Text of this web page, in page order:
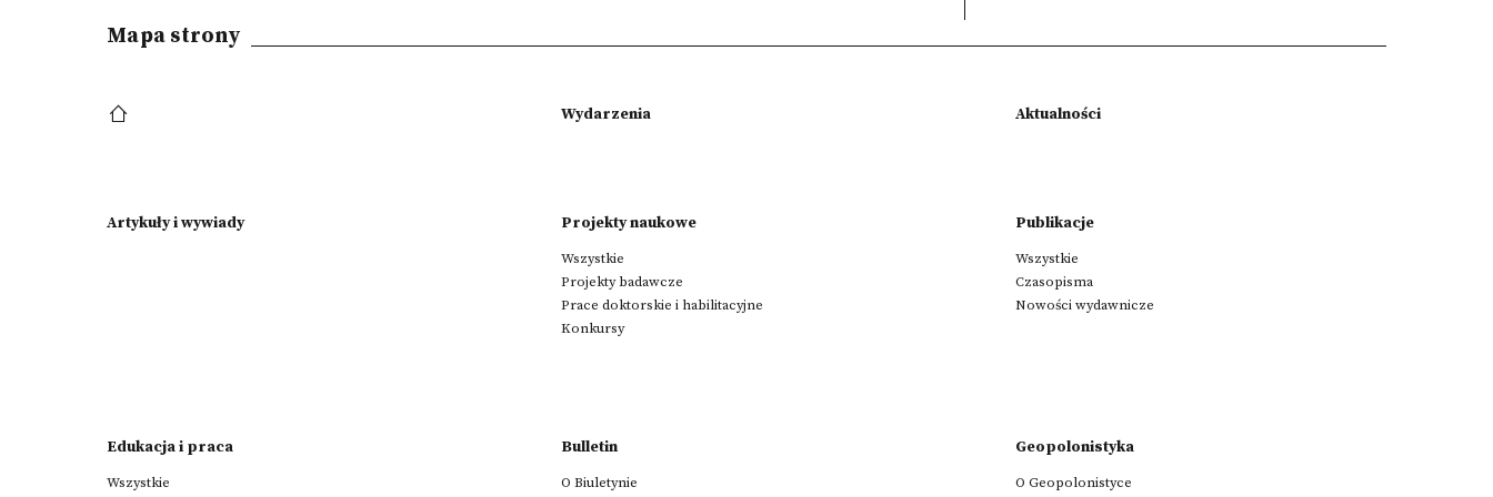
Mapa strony
Wydarzenia Aktualności
Artykuły i wywiady Projekty naukowe
Wszystkie
Projekty badawcze
Prace doktorskie i habilitacyjne
Konkursy
Publikacje
Wszystkie
Czasopisma
Nowości wydawnicze
Edukacja i praca
Wszystkie
Bulletin
O Biuletynie
Geopolonistyka
O Geopolonistyce